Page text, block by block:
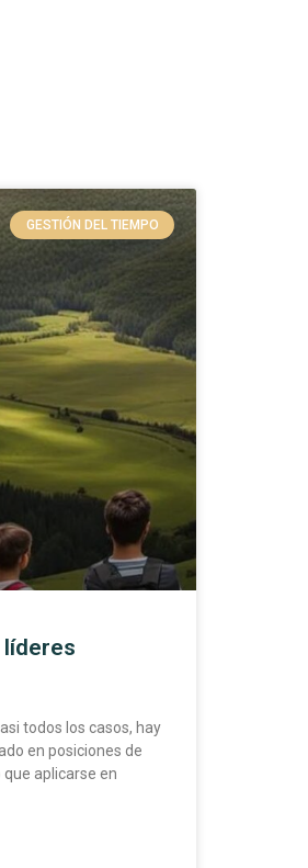
GESTIÓN DEL TIEMPO
líderes
todos los casos, hay
en posiciones de
aplicarse en